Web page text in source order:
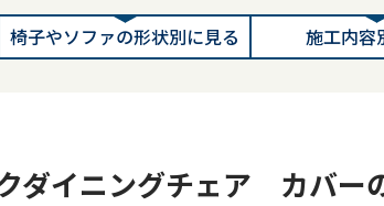
椅子やソファの形状別に見る 施工内容
ダイニングチェア カバー